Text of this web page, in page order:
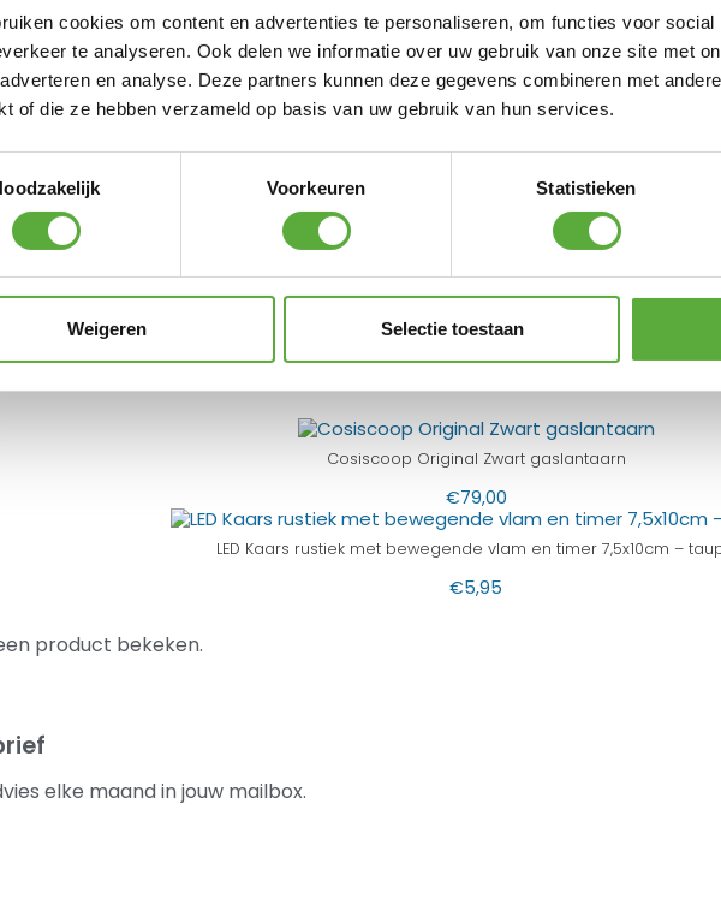
cookies om content en advertenties te personaliseren, om functies voor
te analyseren. Ook delen we informatie over uw gebruik van onze site met
en analyse. Deze partners kunnen deze gegevens combineren met
of die ze hebben verzameld op basis van uw gebruik van hun services.
Voorkeuren Statistieken
Weigeren Selectie toestaan
vanaf €250,-*
mogelijk
met Trusted Shops
PRODUCTEN
3x LED kaarsen Koper wax rustiek + bewegende vlam
Cosiscoop Original Zwart gaslantaarn
€79,00
LED Kaars rustiek met bewegende vlam en timer 7,5x10cm –
€5,95
product bekeken.
elke maand in jouw mailbox.